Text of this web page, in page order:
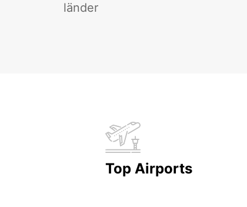
länder
Top Airports